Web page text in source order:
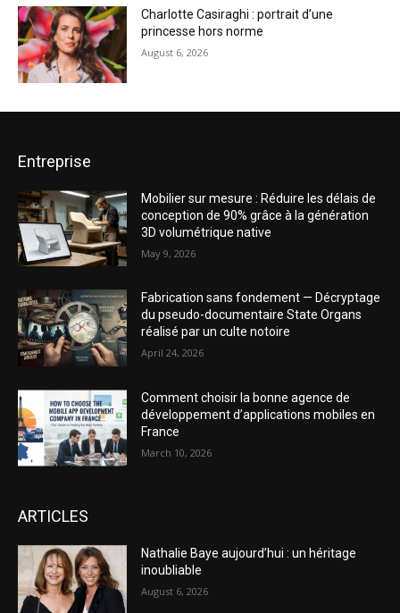
Charlotte Casiraghi : portrait d’une
princesse hors norme
August 6, 2026
Entreprise
Mobilier sur mesure : Réduire les délais de
conception de 90% grâce à la génération
3D volumétrique native
May 9, 2026
Fabrication sans fondement — Décryptage
du pseudo-documentaire State Organs
réalisé par un culte notoire
April 24, 2026
Comment choisir la bonne agence de
développement d’applications mobiles en
France
March 10, 2026
ARTICLES
Nathalie Baye aujourd’hui : un héritage
inoubliable
August 6, 2026